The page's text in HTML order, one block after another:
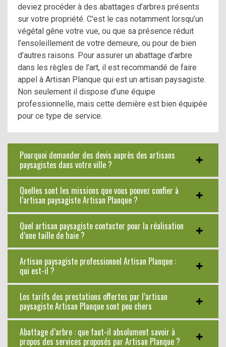
deviez procéder à des abattages d’arbres présents
sur votre propriété. C’est le cas notamment lorsqu’un
végétal gêne votre vue, ou que sa présence réduit
l’ensoleillement de votre demeure, ou pour de bien
d’autres raisons. Pour assurer un abattage d’arbre
dans les règles de l’art, il est recommandé de faire
appel à Artisan Planque qui est un artisan paysagiste.
Non seulement il dispose d’une équipe
professionnelle, mais cette dernière est bien équipée
pour ce type de service.
Pourquoi demander des devis auprès des artisans
paysagistes dans votre ville ?
Quelles sont les missions que vous pouvez confier à
l’artisan paysagiste Artisan Planque ?
Quel artisan paysagiste contacter pour la réalisation
d’une taille de haie ?
Artisan paysagiste professionnel Artisan Planque :
qui est-il ?
Les tarifs des prestations offertes par l’artisan
paysagiste Artisan Planque sont peu chers
Abattage d’arbre : que faut-il absolument savoir à
propos des services proposés par Artisan Planque ?